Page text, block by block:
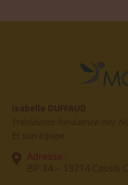
Adresse :